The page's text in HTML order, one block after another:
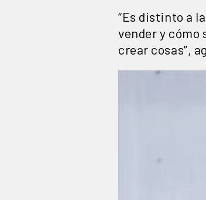
“Es distinto a
vender y cómo
crear cosas”,